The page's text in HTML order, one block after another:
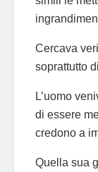
Cercava
soprattutto
L’uomo
di essere
credono a
Quella sua